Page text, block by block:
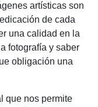
artísticas son
de cada
una calidad en la
fotografía y saber
obligación una
que nos permite